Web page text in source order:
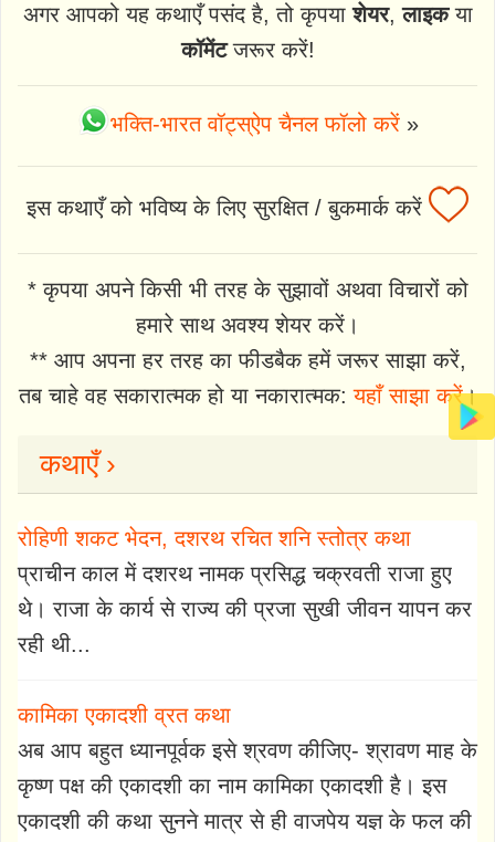
अगर आपको यह कथाएँ पसंद है, तो कृपयाशेयर,लाइकया
कॉमेंटजरूर करें!
भक्ति-भारत वॉट्स्ऐप चैनल फॉलो करें»
इस कथाएँ को भविष्य के लिए सुरक्षित / बुकमार्क करें
* कृपया अपने किसी भी तरह के सुझावों अथवा विचारों को
हमारे साथ अवश्य शेयर करें।
** आप अपना हर तरह का फीडबैक हमें जरूर साझा करें,
तब चाहे वह सकारात्मक हो या नकारात्मक:यहाँ साझा करें।
कथाएँ ›
रोहिणी शकट भेदन, दशरथ रचित शनि स्तोत्र कथा
प्राचीन काल में दशरथ नामक प्रसिद्ध चक्रवती राजा हुए
थे। राजा के कार्य से राज्य की प्रजा सुखी जीवन यापन कर
रही थी...
कामिका एकादशी व्रत कथा
अब आप बहुत ध्यानपूर्वक इसे श्रवण कीजिए- श्रावण माह के
कृष्ण पक्ष की एकादशी का नाम कामिका एकादशी है। इस
एकादशी की कथा सुनने मात्र से ही वाजपेय यज्ञ के फल की